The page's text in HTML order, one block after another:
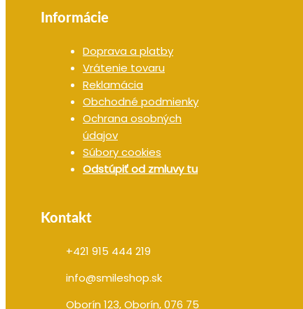
Informácie
Doprava a platby
Vrátenie tovaru
Reklamácia
Obchodné podmienky
Ochrana osobných
údajov
Súbory cookies
Odstúpiť od zmluvy tu
Kontakt
+421 915 444 219
info@smileshop.sk
Oborín 123, Oborín, 076 75